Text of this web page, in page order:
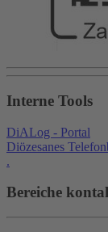
Interne Tools
DiALog - Portal
Diözesanes
.
Bereiche